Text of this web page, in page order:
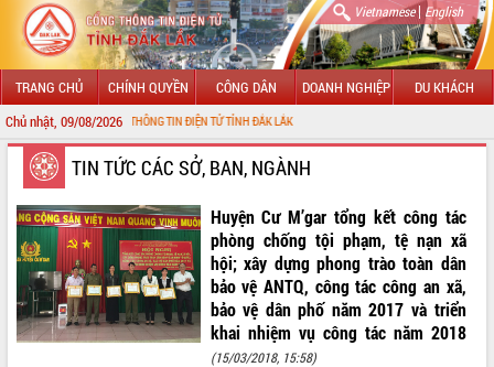
Vietnamese| English
TRANG CHỦ CHÍNH QUYỀN CÔNG DÂN DOANH NGHIỆP DU KHÁCH
Chủ nhật, 09/08/2026
CỔNG THÔNG TIN ĐIỆN TỬ TỈNH ĐẮK LẮK
GIỚI THIỆU
LÃNH ĐẠO UBND TỈNH
TIN TỨC SỰ KIỆN
SỞ, BAN, NGÀNH
UBND CÁC XÃ, PHƯỜNG
TIN TỨC CÁC SỞ, BAN, NGÀNH
Huyện Cư M’gar tổng kết công tác
phòng chống tội phạm, tệ nạn xã
hội; xây dựng phong trào toàn dân
bảo vệ ANTQ, công tác công an xã,
bảo vệ dân phố năm 2017 và triển
khai nhiệm vụ công tác năm 2018
(15/03/2018, 15:58)